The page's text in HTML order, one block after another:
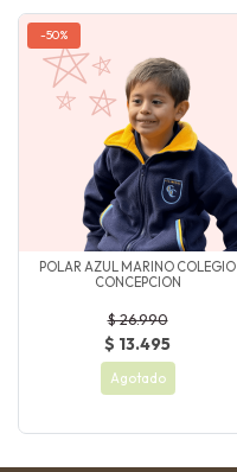
-50%
POLAR AZUL MARINO COLEGIO
CONCEPCION
$ 26.990
$ 13.495
Agotado